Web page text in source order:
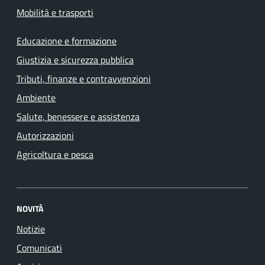
Mobilità e trasporti
Educazione e formazione
Giustizia e sicurezza pubblica
Tributi, finanze e contravvenzioni
Ambiente
Salute, benessere e assistenza
Autorizzazioni
Agricoltura e pesca
NOVITÀ
Notizie
Comunicati